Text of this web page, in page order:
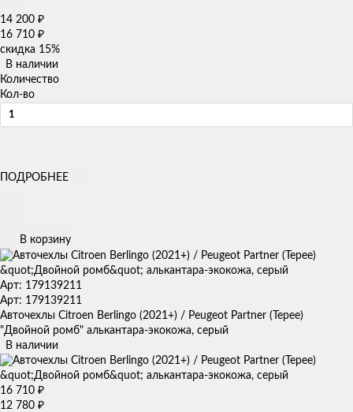
14 200 ₽
16 710 ₽
скидка 15%
В наличии
Количество
Кол-во
ПОДРОБНЕЕ
В корзину
Арт: 179139211
Арт: 179139211
Авточехлы Citroen Berlingo (2021+) / Peugeot Partner (Tepee)
"Двойной ромб" алькантара-экокожа, серый
В наличии
16 710 ₽
12 780 ₽